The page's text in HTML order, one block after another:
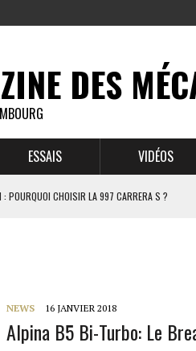
DES
ESSAIS VIDÉOS
: POURQUOI CHOISIR LA 997 CARRERA S ?
911 2,7 RS
MUSEUM BRUSSELS
NEWS 16 JANVIER 2018
Alpina B5 Bi-Turbo: Le